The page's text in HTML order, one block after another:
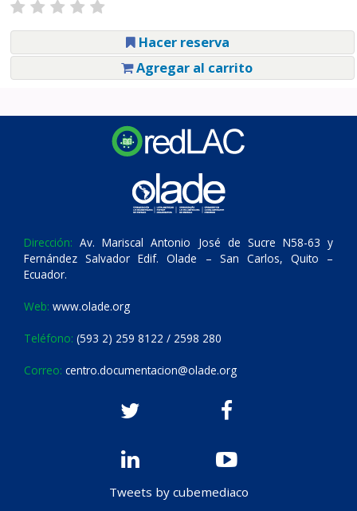
Hacer reserva
Agregar al carrito
Dirección: Av. Mariscal Antonio José de Sucre N58-63 y
Fernández Salvador Edif. Olade – San Carlos, Quito –
Ecuador.
Web: www.olade.org
Teléfono: (593 2) 259 8122 / 2598 280
Correo: centro.documentacion@olade.org
Tweets by cubemediaco